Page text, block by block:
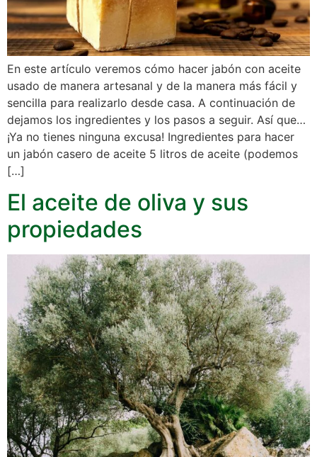
En este artículo veremos cómo hacer jabón con aceite
usado de manera artesanal y de la manera más fácil y
sencilla para realizarlo desde casa. A continuación de
dejamos los ingredientes y los pasos a seguir. Así que…
¡Ya no tienes ninguna excusa! Ingredientes para hacer
un jabón casero de aceite 5 litros de aceite (podemos
[…]
El aceite de oliva y sus
propiedades